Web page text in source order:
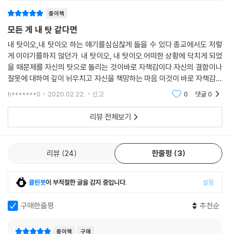
종이책
모든 게 내 탓 같다면
내 탓이오,내 탓이오 하는 얘기를심심찮게 들을 수 있다.종교에서도 저렇
게 이야기를하지 않던가. 내 탓이오, 내 탓이오.어떠한 상황에 닥치게 되었
을 때문제를 자신의 탓으로 돌리는 것이바로 자책감이다.자신의 결함이나
잘못에 대하여 깊이 뉘우치고 자신을 책망하는 마음.이것이 바로 자책감의
사전적 의미이지만"내가 자꾸 상처를 주니 애인과 만나서는안 될 것 같
h*******0 2020.02.22. 신고 0 댓글0
리뷰 전체보기
리뷰 24 한줄평 3
클린봇이 부적절한 글을 감지 중입니다. 설정
구매한줄평 추천순
종이책 구매